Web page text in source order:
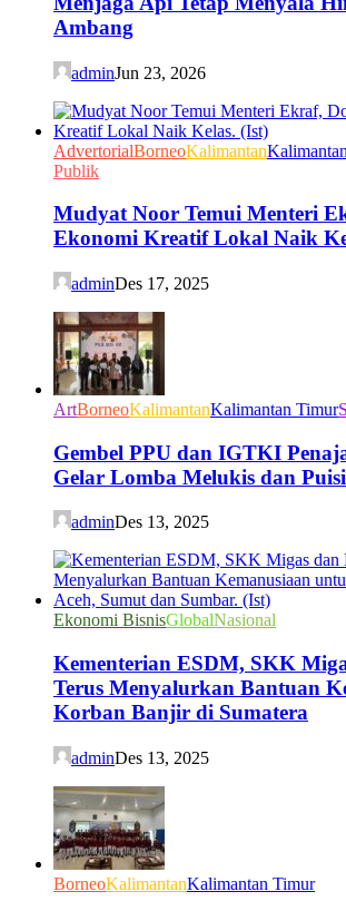
Ambang
adminJun 23, 2026
AdvertorialBorneoKalimantan
Publik
Mudyat Noor Temui Menteri
Ekonomi Kreatif Lokal Naik
adminDes 17, 2025
ArtBorneoKalimantanKalimantan Timur
Gembel PPU dan IGTKI
Gelar Lomba Melukis dan Puisi
adminDes 13, 2025
Ekonomi BisnisGlobalNasional
Kementerian ESDM, SKK
Terus Menyalurkan Bantuan
Korban Banjir di Sumatera
adminDes 13, 2025
BorneoKalimantanKalimantan Timur